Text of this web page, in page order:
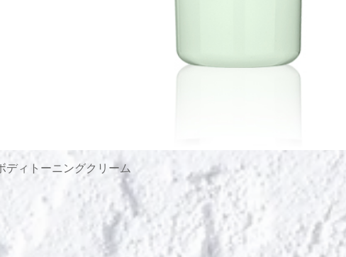
快速瀏覽
ィトーニングクリーム